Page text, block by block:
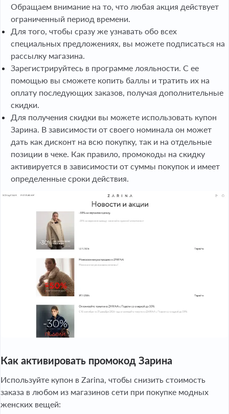
Обращаем внимание на то, что любая акция действует
ограниченный период времени.
Для того, чтобы сразу же узнавать обо всех
специальных предложениях, вы можете подписаться на
рассылку магазина.
Зарегистрируйтесь в программе лояльности. С ее
помощью вы сможете копить баллы и тратить их на
оплату последующих заказов, получая дополнительные
скидки.
Для получения скидки вы можете использовать купон
Зарина. В зависимости от своего номинала он может
дать как дисконт на всю покупку, так и на отдельные
позиции в чеке. Как правило, промокоды на скидку
активируется в зависимости от суммы покупок и имеет
определенные сроки действия.
Как активировать промокод Зарина
Используйте купон в Zarina, чтобы снизить стоимость
заказа в любом из магазинов сети при покупке модных
женских вещей: